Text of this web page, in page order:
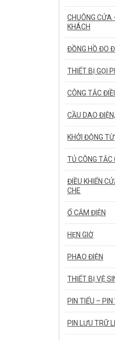
CHUÔNG CỬA
KHÁCH
ĐỒNG HỒ ĐO
THIẾT BỊ GỌI
CÔNG TẮC
CẦU DAO
KHỞI ĐỘNG TỪ
TỦ CÔNG TẮC
ĐIỀU KHIỂN
CHE
Ổ CẮM ĐIỆN
HẸN GIỜ
PHAO ĐIỆN
THIẾT BỊ VỆ
PIN TIỂU –
PIN LƯU TRỮ